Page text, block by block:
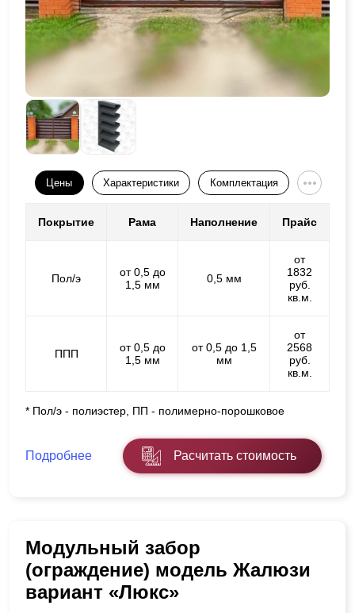
Цены Характеристики Комплектация
Покрытие Рама Наполнение Прайс
Пол/э
от 0,5 до
1,5 мм
0,5 мм
от
1832
руб.
кв.м.
ППП
от 0,5 до
1,5 мм
от 0,5 до 1,5
мм
от
2568
руб.
кв.м.
* Пол/э - полиэстер, ПП - полимерно-порошковое
Подробнее Расчитать стоимость
Модульный забор
(ограждение) модель Жалюзи
вариант «Люкс»